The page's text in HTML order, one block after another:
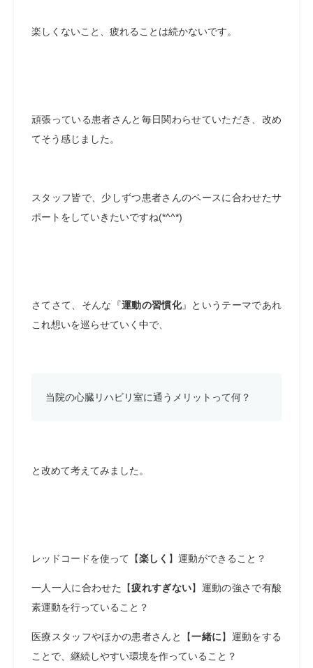
楽しくないこと、疲れることは続かないです。
頑張っている患者さんと毎日関わらせていただき、改め
てそう感じました。
スタッフ皆で、少しずつ患者さんのペースに合わせたサ
ポートをしていきたいですね(*^^*)
さてさて、そんな『運動の習慣化』というテーマであれ
これ想いを巡らせていく中で、
当院の心臓リハビリ室に通うメリットって何？
と改めて考えてみました。
レッドコードを使って【楽しく 】運動ができること？
一人一人に合わせた【疲れすぎない】運動の強さで有酸
素運動を行っていること？
医療スタッフやほかの患者さんと【一緒に】運動をする
ことで、継続しやすい環境を作っていること？